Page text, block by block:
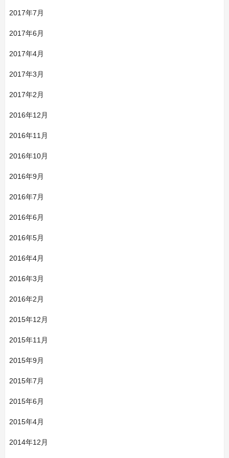
2017年7月
2017年6月
2017年4月
2017年3月
2017年2月
2016年12月
2016年11月
2016年10月
2016年9月
2016年7月
2016年6月
2016年5月
2016年4月
2016年3月
2016年2月
2015年12月
2015年11月
2015年9月
2015年7月
2015年6月
2015年4月
2014年12月